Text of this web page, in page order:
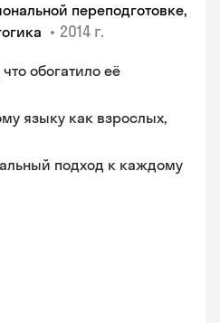
переподготовке,
• 2014 г.
обогатило её
языку как взрослых,
подход к каждому